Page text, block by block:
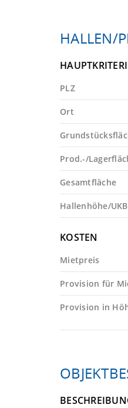
HALLEN/
PLZ
Ort
Prod.-/
Gesamtfläche
Hallenhöhe/UKB
KOSTEN
Mietpreis
Provision für
Provision in